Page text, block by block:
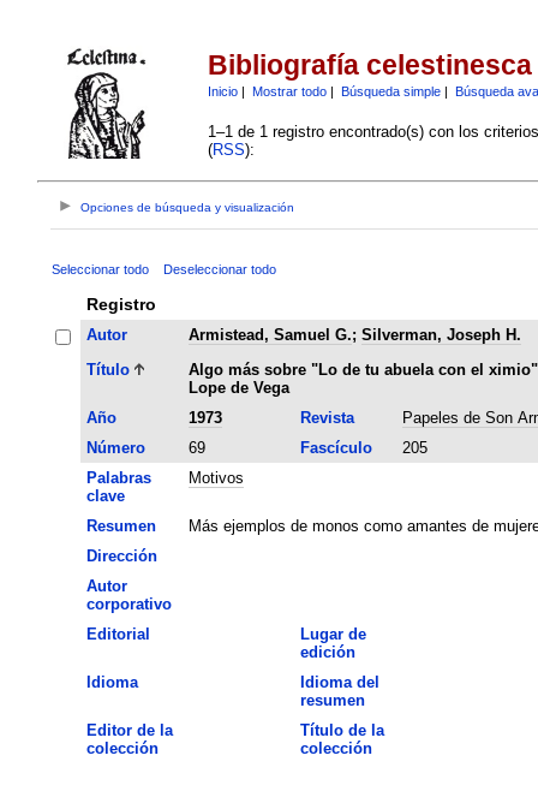
Bibliografía celestinesca
Inicio| Mostrar todo| Búsqueda simple| Búsqueda
1–1 de 1 registro encontrado(s) con los
(RSS):
Opciones de búsqueda y visualización
Seleccionar todo Deseleccionar todo
Registro
Autor Armistead, Samuel G.; Silverman, Joseph H.
Título
Algo más sobre "Lo de tu abuela con el
Lope de Vega
Año
1973 Revista
Papeles de Son
Número
69 Fascículo
205
Palabras
clave
Motivos
Resumen
Más ejemplos de monos como amantes de
Dirección
Autor
corporativo
Editorial
Lugar de
edición
Idioma
Idioma del
resumen
Editor de la
colección
Título de la
colección